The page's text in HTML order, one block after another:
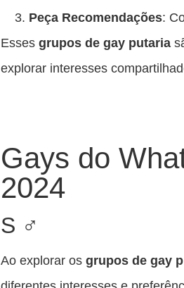
Peça Recomendações:
Esses grupos de gay putaria
explorar interesses
Gays do
2024
S ♂️
Ao explorar os grupos de gay